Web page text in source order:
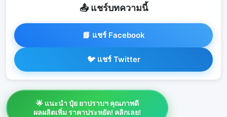
📤 แชร์บทความนี้
📘 แชร์ Facebook
🐦 แชร์ Twitter
🌟 แนะนำ ปุ๋ย ยาปราบฯ คุณภาพดี
ผลผลิตเพิ่ม ราคาประหยัด! คลิกเลย!